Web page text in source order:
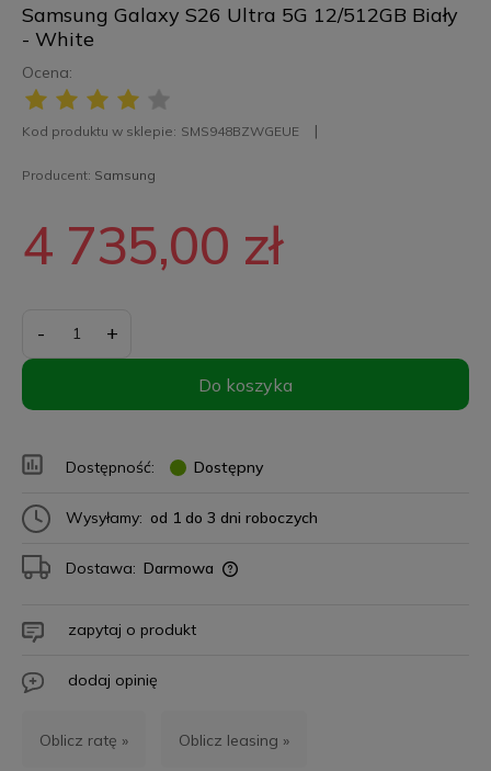
Samsung Galaxy S26 Ultra 5G 12/512GB Biały
- White
Ocena:
Kod produktu w sklepie: SMS948BZWGEUE
Producent: Samsung
4 735,00 zł
- +
Do koszyka
Dostępność: Dostępny
Wysyłamy: od 1 do 3 dni roboczych
Dostawa: Darmowa
zapytaj o produkt
dodaj opinię
Oblicz ratę » Oblicz leasing »